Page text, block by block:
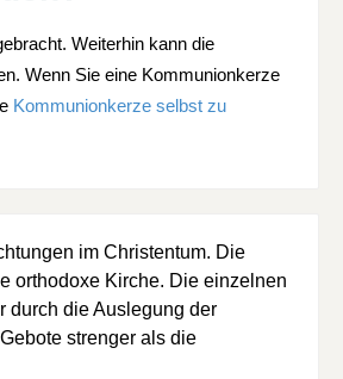
Weiterhin kann die
Wenn Sie eine Kommunionkerze
Kommunionkerze selbst zu
im Christentum. Die
orthodoxe Kirche. Die einzelnen
durch die Auslegung der
strenger als die